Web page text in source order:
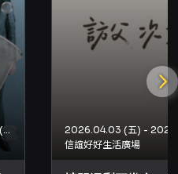
演出前40分鐘開放領
前20分鐘開始入場。 - 演
中場休息。 - 演出語言：
議12歲以上觀眾觀賞；
賞注意事項 - 演出期間
為靜音，並請勿錄音、
演出部分內容涉及家庭
題，家長請斟酌未成年
同步錄影；最終場將安
退換與取票 - 售票通
2026.07.25 (六) - 2026.07.25 (六)
信誼好好生活廣場